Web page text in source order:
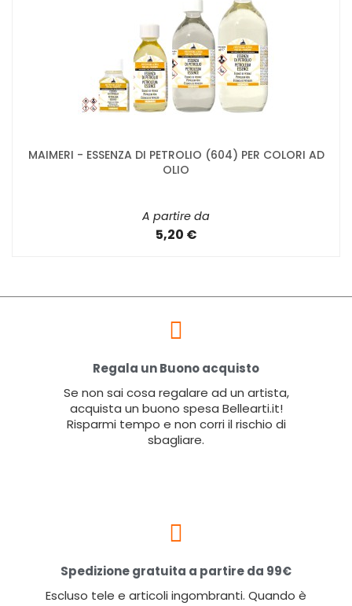
MAIMERI - ESSENZA DI PETROLIO (604) PER COLORI AD
OLIO
A partire da
5,20 €
Regala un Buono acquisto
Se non sai cosa regalare ad un artista,
acquista un buono spesa Bellearti.it!
Risparmi tempo e non corri il rischio di
sbagliare.
Spedizione gratuita a partire da 99€
Escluso tele e articoli ingombranti. Quando è